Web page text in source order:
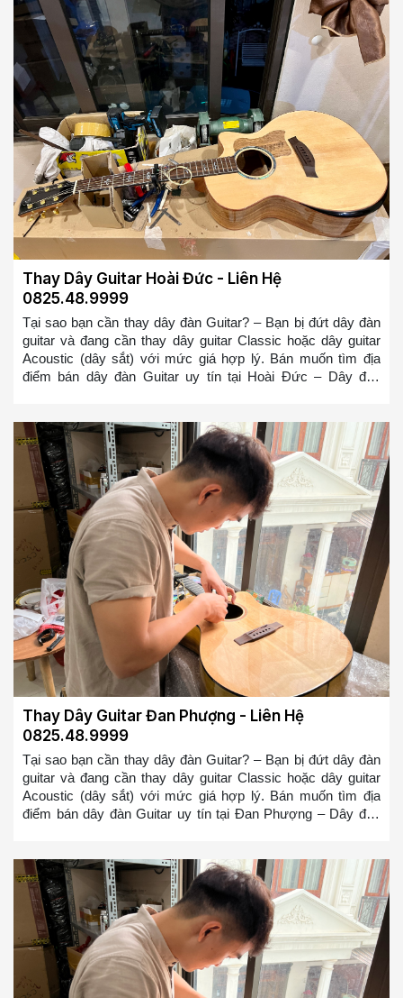
bộ dây đàn Guitar bị rỉ => Bạn ở bất cứ đâu tại Mỹ Đình
muốn tìm địa điểm thay dây đàn guitar hoặc mua dây đàn
guitar tại Mỹ Đình. Chúng tôi sẽ cử đội ngũ thợ lành nghề
đến thay trong 10-20 phút cho các bạn
Thay Dây Guitar Hoài Đức - Liên Hệ
0825.48.9999
Tại sao bạn cần thay dây đàn Guitar? – Bạn bị đứt dây đàn
guitar và đang cần thay dây guitar Classic hoặc dây guitar
Acoustic (dây sắt) với mức giá hợp lý. Bán muốn tìm địa
điểm bán dây đàn Guitar uy tín tại Hoài Đức – Dây đàn
đánh tốt hơn, bạn sẽ không bị ức chế nữa khi chơi đàn
Guitar so với bộ dây đàn Guitar bị rỉ => Bạn ở bất cứ đâu tại
Hoài Đức muốn tìm địa điểm thay dây đàn guitar hoặc mua
dây đàn guitar tại Hoài Đức. Chúng tôi sẽ cử đội ngũ thợ lành
nghề đến thay trong 10-20 phút cho các bạn
Thay Dây Guitar Đan Phượng - Liên Hệ
0825.48.9999
Tại sao bạn cần thay dây đàn Guitar? – Bạn bị đứt dây đàn
guitar và đang cần thay dây guitar Classic hoặc dây guitar
Acoustic (dây sắt) với mức giá hợp lý. Bán muốn tìm địa
điểm bán dây đàn Guitar uy tín tại Đan Phượng – Dây đàn
đánh tốt hơn, bạn sẽ không bị ức chế nữa khi chơi đàn
Guitar so với bộ dây đàn Guitar bị rỉ => Bạn ở bất cứ đâu tại
Đan Phượng muốn tìm địa điểm thay dây đàn guitar hoặc
mua dây đàn guitar tại Đan Phượng. Chúng tôi sẽ cử đội ngũ
thợ lành nghề đến thay trong 10-20 phút cho các bạn